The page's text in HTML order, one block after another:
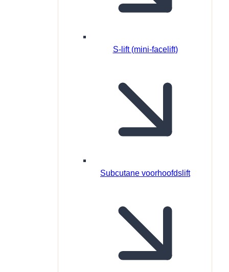
S-lift (mini-facelift)
Subcutane voorhoofdslift